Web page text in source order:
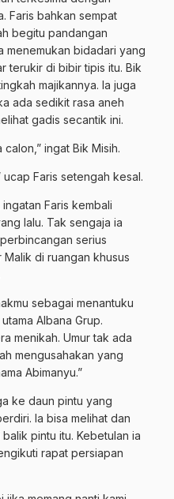
Faris bahkan sempat
begitu pandangan
menemukan bidadari yang
terukir di bibir tipis itu. Bik
majikannya. Ia juga
ada sedikit rasa aneh
gadis secantik ini.
ingat Bik Misih.
ucap Faris setengah kesal.
Faris kembali
lalu. Tak sengaja ia
serius
di ruangan khusus
sebagai menantuku
Albana Grup.
menikah. Umur tak ada
mengusahakan yang
Abimanyu.”
ke daun pintu yang
Ia bisa melihat dan
pintu itu. Kebetulan ia
rapat persiapan